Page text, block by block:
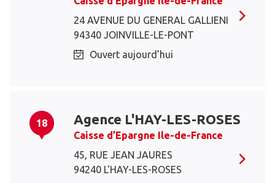
24 AVENUE DU GENERAL GALLIENI
94340 JOINVILLE-LE-PONT
Ouvert aujourd’hui
18 Agence L'HAY-LES-ROSES
Caisse d’Epargne Ile-de-France
45, RUE JEAN JAURES
94240 L'HAY-LES-ROSES